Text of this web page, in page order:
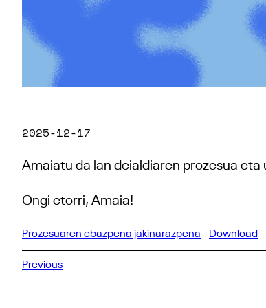
2025-12-17
Amaiatu da lan deialdiaren prozesua
Ongi etorri, Amaia!
Prozesuaren ebazpena jakinarazpena Download
Previous